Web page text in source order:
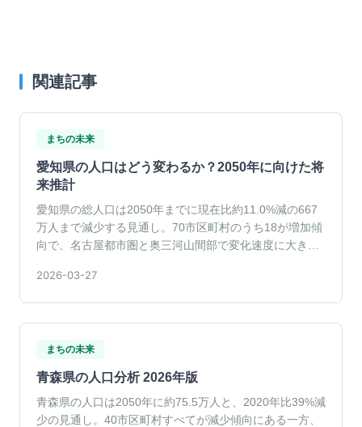
関連記事
まちの未来
愛知県の人口はどう変わるか？2050年に向けた将
来推計
愛知県の総人口は2050年までに現在比約11.0%減の667
万人まで減少する見通し。70市区町村のうち18が増加傾
向で、名古屋都市圏と奥三河山間部で変化速度に大きな
2026-03-27
まちの未来
青森県の人口分析 2026年版
青森県の人口は2050年に約75.5万人と、2020年比39%減
少の見通し。40市区町村すべてが減少傾向にある一方、